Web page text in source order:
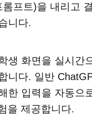
프트)을 내리고
니다.
생 화면을 실시간
니다. 일반
한 입력을 자동으
을 제공합니다.